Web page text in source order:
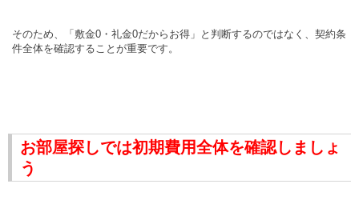
そのため、「敷金0・礼金0だからお得」と判断するのではなく、契約条
件全体を確認することが重要です。
お部屋探しでは初期費用全体を確認しましょ
う